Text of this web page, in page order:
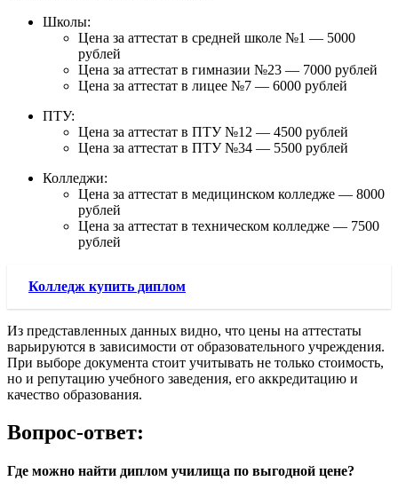
Школы:
Цена за аттестат в средней школе №1 — 5000
рублей
Цена за аттестат в гимназии №23 — 7000 рублей
Цена за аттестат в лицее №7 — 6000 рублей
ПТУ:
Цена за аттестат в ПТУ №12 — 4500 рублей
Цена за аттестат в ПТУ №34 — 5500 рублей
Колледжи:
Цена за аттестат в медицинском колледже — 8000
рублей
Цена за аттестат в техническом колледже — 7500
рублей
Колледж купить диплом
Из представленных данных видно, что цены на аттестаты
варьируются в зависимости от образовательного учреждения.
При выборе документа стоит учитывать не только стоимость,
но и репутацию учебного заведения, его аккредитацию и
качество образования.
Вопрос-ответ:
Где можно найти диплом училища по выгодной цене?